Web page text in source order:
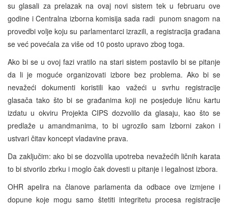
su glasali za prelazak na ovaj novi sistem tek u februaru ove
godine i Centralna izborna komisija sada radi punom snagom na
provedbi volje koju su parlamentarci izrazili, a registracija građana
se već povećala za više od 10 posto upravo zbog toga.
Ako bi se u ovoj fazi vratilo na stari sistem postavilo bi se pitanje
da li je moguće organizovati izbore bez problema. Ako bi se
nevažeći dokumenti koristili kao važeći u svrhu registracije
glasača tako što bi se građanima koji ne posjeduje ličnu kartu
izdatu u okviru Projekta CIPS dozvolilo da glasaju, kao što se
predlaže u amandmanima, to bi ugrozilo sam Izborni zakon i
ustvari čitav koncept vladavine prava.
Da zaključim: ako bi se dozvolila upotreba nevažećih ličnih karata
to bi stvorilo zbrku i moglo čak dovesti u pitanje i legalnost izbora.
OHR apelira na članove parlamenta da odbace ove izmjene i
dopune koje mogu samo štetiti integritetu procesa registracije